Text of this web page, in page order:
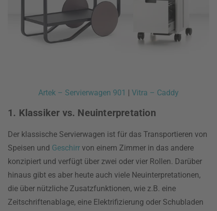
Artek – Servierwagen 901 | Vitra – Caddy
1. Klassiker vs. Neuinterpretation
Der klassische Servierwagen ist für das Transportieren von
Speisen und Geschirr von einem Zimmer in das andere
konzipiert und verfügt über zwei oder vier Rollen. Darüber
hinaus gibt es aber heute auch viele Neuinterpretationen,
die über nützliche Zusatzfunktionen, wie z.B. eine
Zeitschriftenablage, eine Elektrifizierung oder Schubladen